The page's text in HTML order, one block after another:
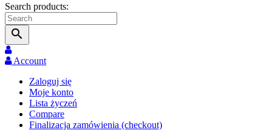
Search products:
search
Account
Zaloguj się
Moje konto
Lista życzeń
Compare
Finalizacja zamówienia (checkout)